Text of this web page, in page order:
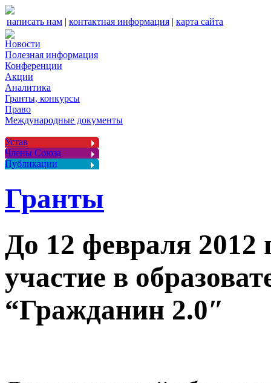
написать нам | контактная информация | карта сайта
Новости
Полезная информация
Конференции
Акции
Аналитика
Гранты, конкурсы
Право
Международные документы
Устав
Члены Союза
Публикации
Гранты
До 12 февраля 2012
участие в
“Гражданин 2.0″